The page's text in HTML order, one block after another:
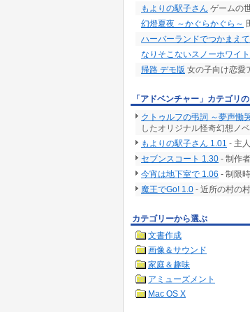
もよりの駅子さん ゲームの
幻燈夏夜 ～かぐらかぐら～
ハーバーランドでつかまえて
なりそこないスノーホワイト
帰路 デモ版 女の子向け恋愛
「アドベンチャー」カテゴリ
クトゥルフの弔詞 ～夢声慟
したオリジナル怪奇幻想ノ
もよりの駅子さん 1.01 - 主
セブンスコート 1.30 - 制作
今宵は地下室で 1.06 - 制限
魔王でGo! 1.0 - 近所の村の
カテゴリーから選ぶ
文書作成
画像＆サウンド
家庭＆趣味
アミューズメント
Mac OS X